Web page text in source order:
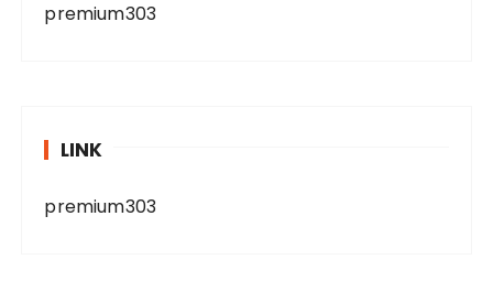
premium303
LINK
premium303